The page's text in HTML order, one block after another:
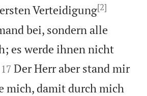
Verteidigung[2]
bei, sondern alle
es werde ihnen nicht


17 Der Herr aber stand mir
mich, damit durch mich